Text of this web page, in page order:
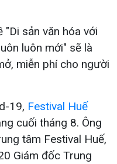
sản văn hóa với
luôn mới" sẽ là
miễn phí cho người
19, Festival Huế
cuối tháng 8. Ông
tâm Festival Huế,
Giám đốc Trung